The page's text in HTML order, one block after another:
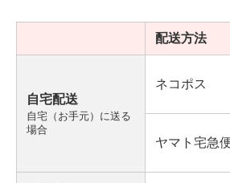
配送方法
自宅配送
自宅（お手元）に送る
場合
ネコポス
ヤマト宅急